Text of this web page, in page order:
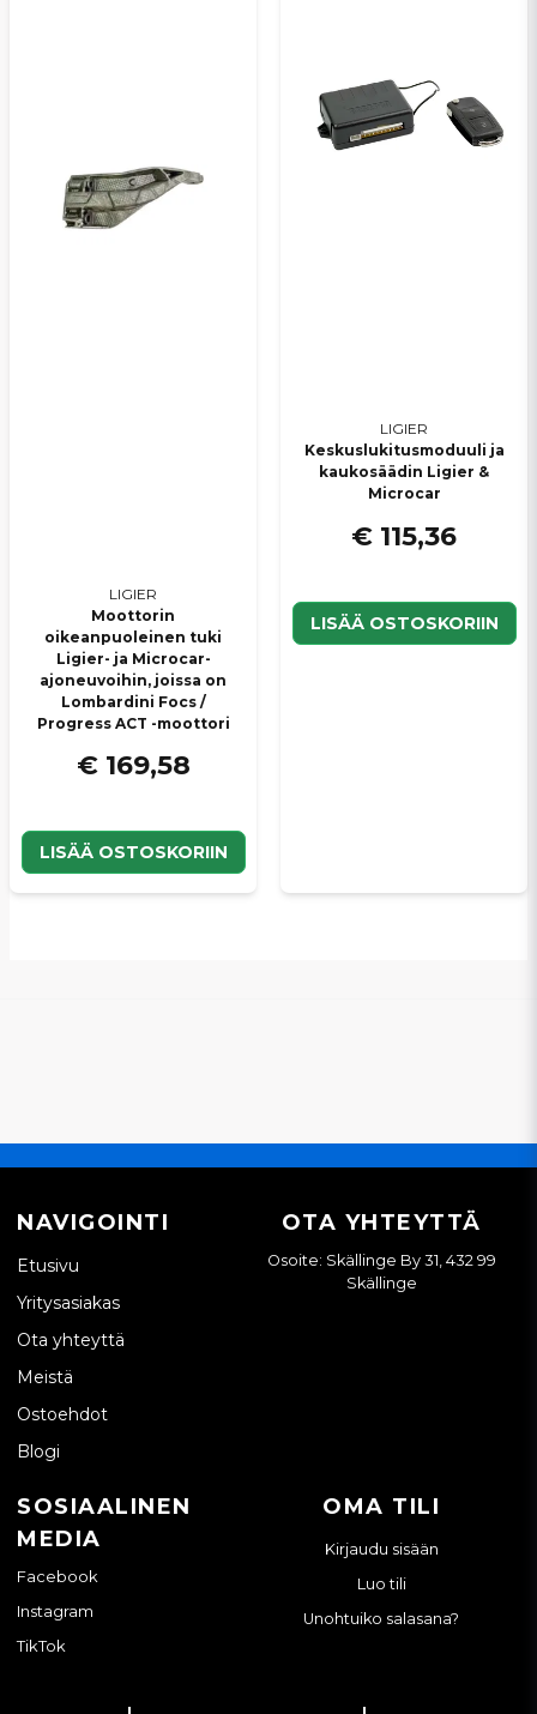
LIGIER
Moottorin
oikeanpuoleinen tuki
Ligier- ja Microcar-
ajoneuvoihin, joissa on
Lombardini Focs /
Progress ACT -moottori
€ 169,58
LISÄÄ OSTOSKORIIN
LIGIER
Keskuslukitusmoduuli ja
kaukosäädin Ligier &
Microcar
€ 115,36
LISÄÄ OSTOSKORIIN
NAVIGOINTI
Etusivu
Yritysasiakas
Ota yhteyttä
Meistä
Ostoehdot
Blogi
OTA YHTEYTTÄ
Osoite: Skällinge By 31, 432 99
Skällinge
SOSIAALINEN
MEDIA
Facebook
Instagram
TikTok
OMA TILI
Kirjaudu sisään
Luo tili
Unohtuiko salasana?